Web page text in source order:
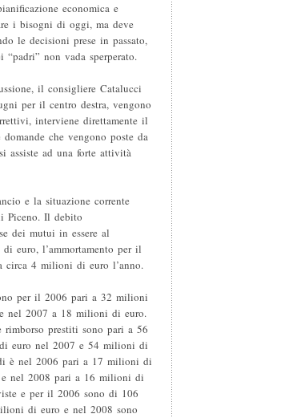
economica e
i bisogni di oggi, ma deve
le decisioni prese in passato,
non vada sperperato.
il consigliere Catalucci
per il centro destra, vengono
interviene direttamente il
che vengono poste da
assiste ad una forte attività
e la situazione corrente
Piceno. Il debito
dei mutui in essere al
euro, l’ammortamento per il
circa 4 milioni di euro l’anno.
per il 2006 pari a 32 milioni
nel 2007 a 18 milioni di euro.
rimborso prestiti sono pari a 56
euro nel 2007 e 54 milioni di
è nel 2006 pari a 17 milioni di
nel 2008 pari a 16 milioni di
e per il 2006 sono di 106
di euro e nel 2008 sono